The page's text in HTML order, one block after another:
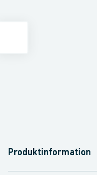
Produktinformation